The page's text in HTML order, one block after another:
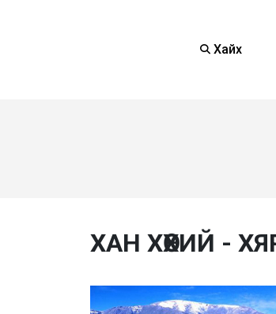
Хайх
ХАН ХӨХИЙ -